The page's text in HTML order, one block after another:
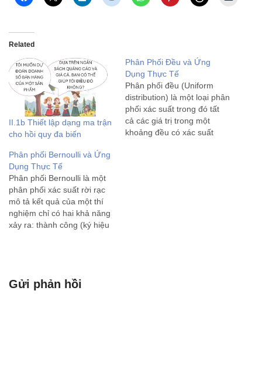
Related
II.1b Thiết lập dạng ma trận
cho hồi quy đa biến
Phân Phối Đều và Ứng
Dụng Thực Tế
Phân phối đều (Uniform
distribution) là một loại phân
phối xác suất trong đó tất
cả các giá trị trong một
khoảng đều có xác suất
Phân phối Bernoulli và Ứng
Dụng Thực Tế
Phân phối Bernoulli là một
phân phối xác suất rời rạc
mô tả kết quả của một thí
nghiệm chỉ có hai khả năng
xảy ra: thành công (ký hiệu
Gửi phản hồi